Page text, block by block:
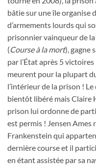
bâtie sur une île organise
d’armements lourds qui
prisonnier vainqueur de
(Course à la mort), gagne
par l’État après 5
meurent pour la plupart
l’intérieur de la prison !
bientôt libéré mais Claire
prison lui ordonne de
est permis ! Jensen Ames
Frankenstein qui
dernière course et il
en étant assistée par sa